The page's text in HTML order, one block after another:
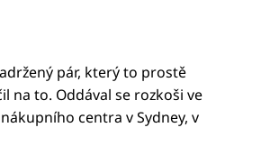
pár, který to prostě
na to. Oddával se rozkoši ve
centra v Sydney, v